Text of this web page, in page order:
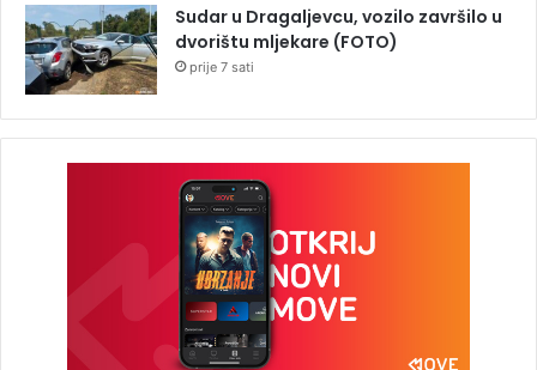
Sudar u Dragaljevcu, vozilo završilo u
dvorištu mljekare (FOTO)
prije 7 sati